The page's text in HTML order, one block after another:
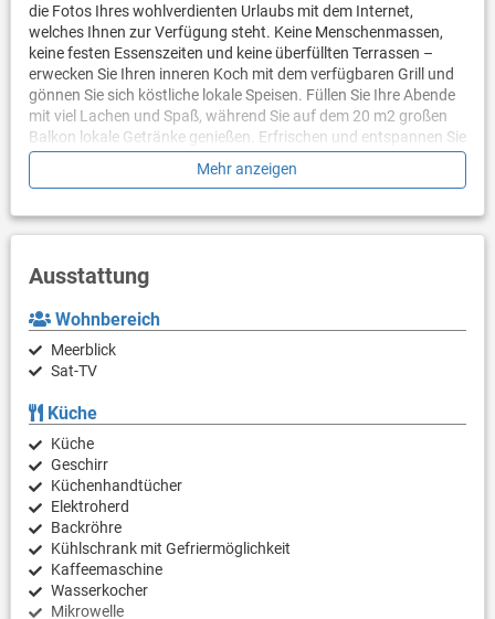
die Fotos Ihres wohlverdienten Urlaubs mit dem Internet,
welches Ihnen zur Verfügung steht. Keine Menschenmassen,
keine festen Essenszeiten und keine überfüllten Terrassen –
erwecken Sie Ihren inneren Koch mit dem verfügbaren Grill und
gönnen Sie sich köstliche lokale Speisen. Füllen Sie Ihre Abende
mit viel Lachen und Spaß, während Sie auf dem 20 m2 großen
Balkon lokale Getränke genießen. Erfrischen und entspannen Sie
sich auf der 15 m2 großen Terrasse, die Ihnen sicherlich gefallen
wird. Starten Sie entspannt in den Tag im 2000 m2 großen
Das Meer, die Grünfläche und den Hof.
einen erholsamen Urlaub ausgestattet: Fernseher, Internet,
PS: Lassen Sie sich einen Tagesausflug nicht entgehen und
tauchen Sie überall in die unberührte Natur ein. Erkunden Sie die
Sind Sie bereit, Ihren Traumurlaub Wirklichkeit werden zu
lassen? Buchen Sie Unterkunft Zlatko, solange noch verfügbar.
Mehr anzeigen
Ausstattung
Wohnbereich
Meerblick
Sat-TV
Küche
Küche
Geschirr
Küchenhandtücher
Elektroherd
Backröhre
Kühlschrank mit Gefriermöglichkeit
Kaffeemaschine
Wasserkocher
Mikrowelle